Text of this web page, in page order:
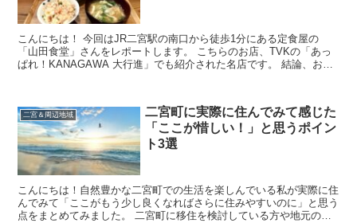
こんにちは！ 今回はJR二宮駅の南口から徒歩1分にある定食屋の
「山田食堂」さんをレポートします。 こちらのお店、TVKの「あっ
ぱれ！KANAGAWA 大行進」でも紹介された名店です。 結論、おふ
二宮＆周辺地域
二宮町に実際に住んでみて感じた
「ここが惜しい！」と思うポイン
ト3選
こんにちは！自然豊かな二宮町での生活を楽しんでいる私が実際に住
んでみて「ここがもう少し良くなればさらに住みやすいのに」と思う
点をまとめてみました。 二宮町に移住を検討している方や地元の皆